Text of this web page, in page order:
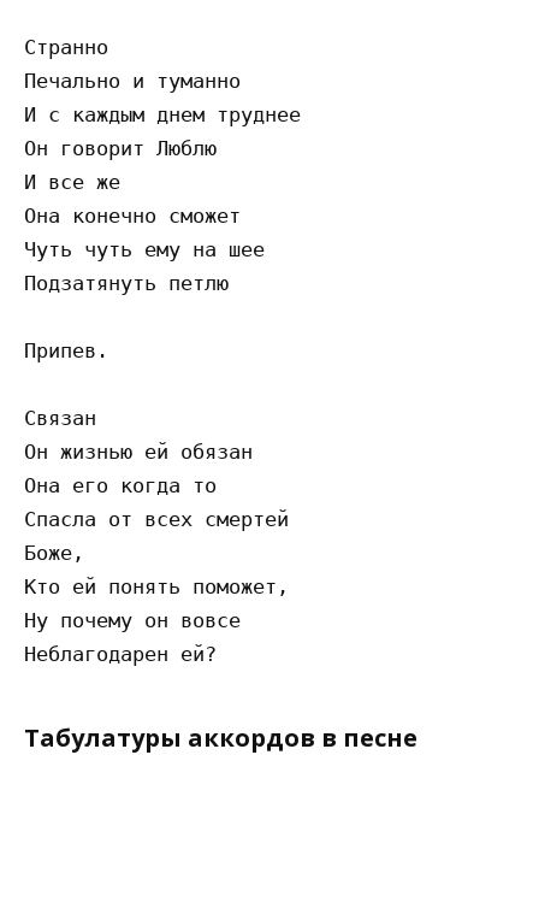
Странно
Печально и туманно
И с каждым днем труднее
Он говорит Люблю
И все же
Она конечно сможет
Чуть чуть ему на шее
Подзатянуть петлю
Припев.
Связан
Он жизнью ей обязан
Она его когда то
Спасла от всех смертей
Боже,
Кто ей понять поможет,
Ну почему он вовсе
Табулатуры аккордов в песне